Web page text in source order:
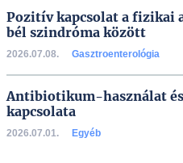
Pozitív kapcsolat a fizikai
bél szindróma között
2026.07.08. Gasztroenterológia
Antibiotikum-használat
kapcsolata
2026.07.01. Egyéb